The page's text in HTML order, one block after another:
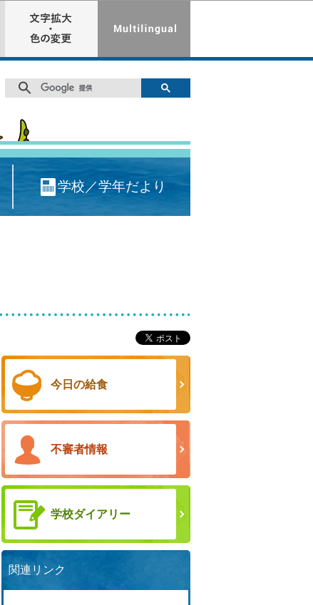
学校／学年だより
今日の給食
不審者情報
学校ダイアリー
関連リンク